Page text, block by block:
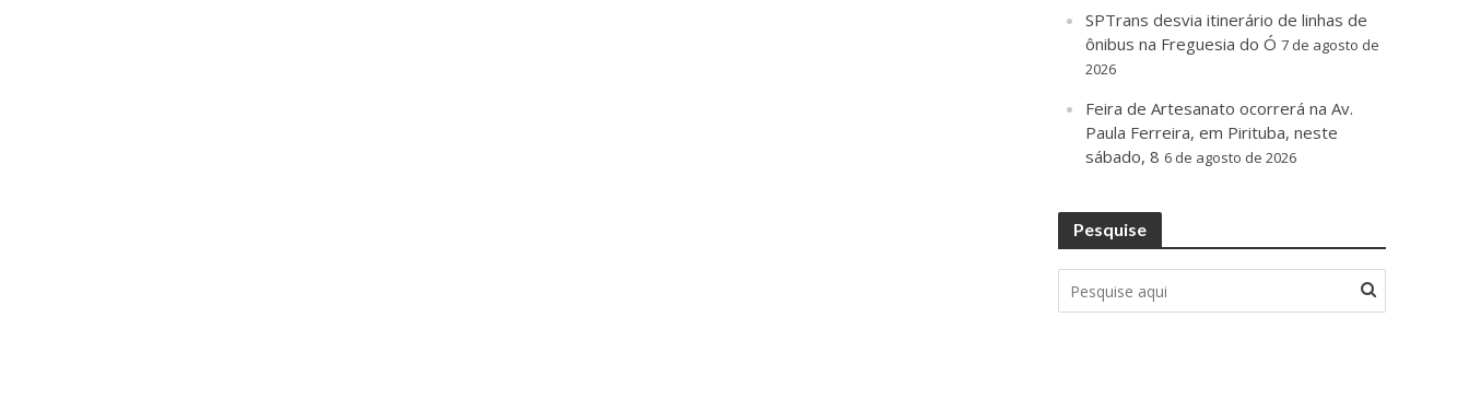
SPTrans desvia itinerário de linhas de
ônibus na Freguesia do Ó 7 de agosto de
2026
Feira de Artesanato ocorrerá na Av.
Paula Ferreira, em Pirituba, neste
sábado, 8 6 de agosto de 2026
Pesquise